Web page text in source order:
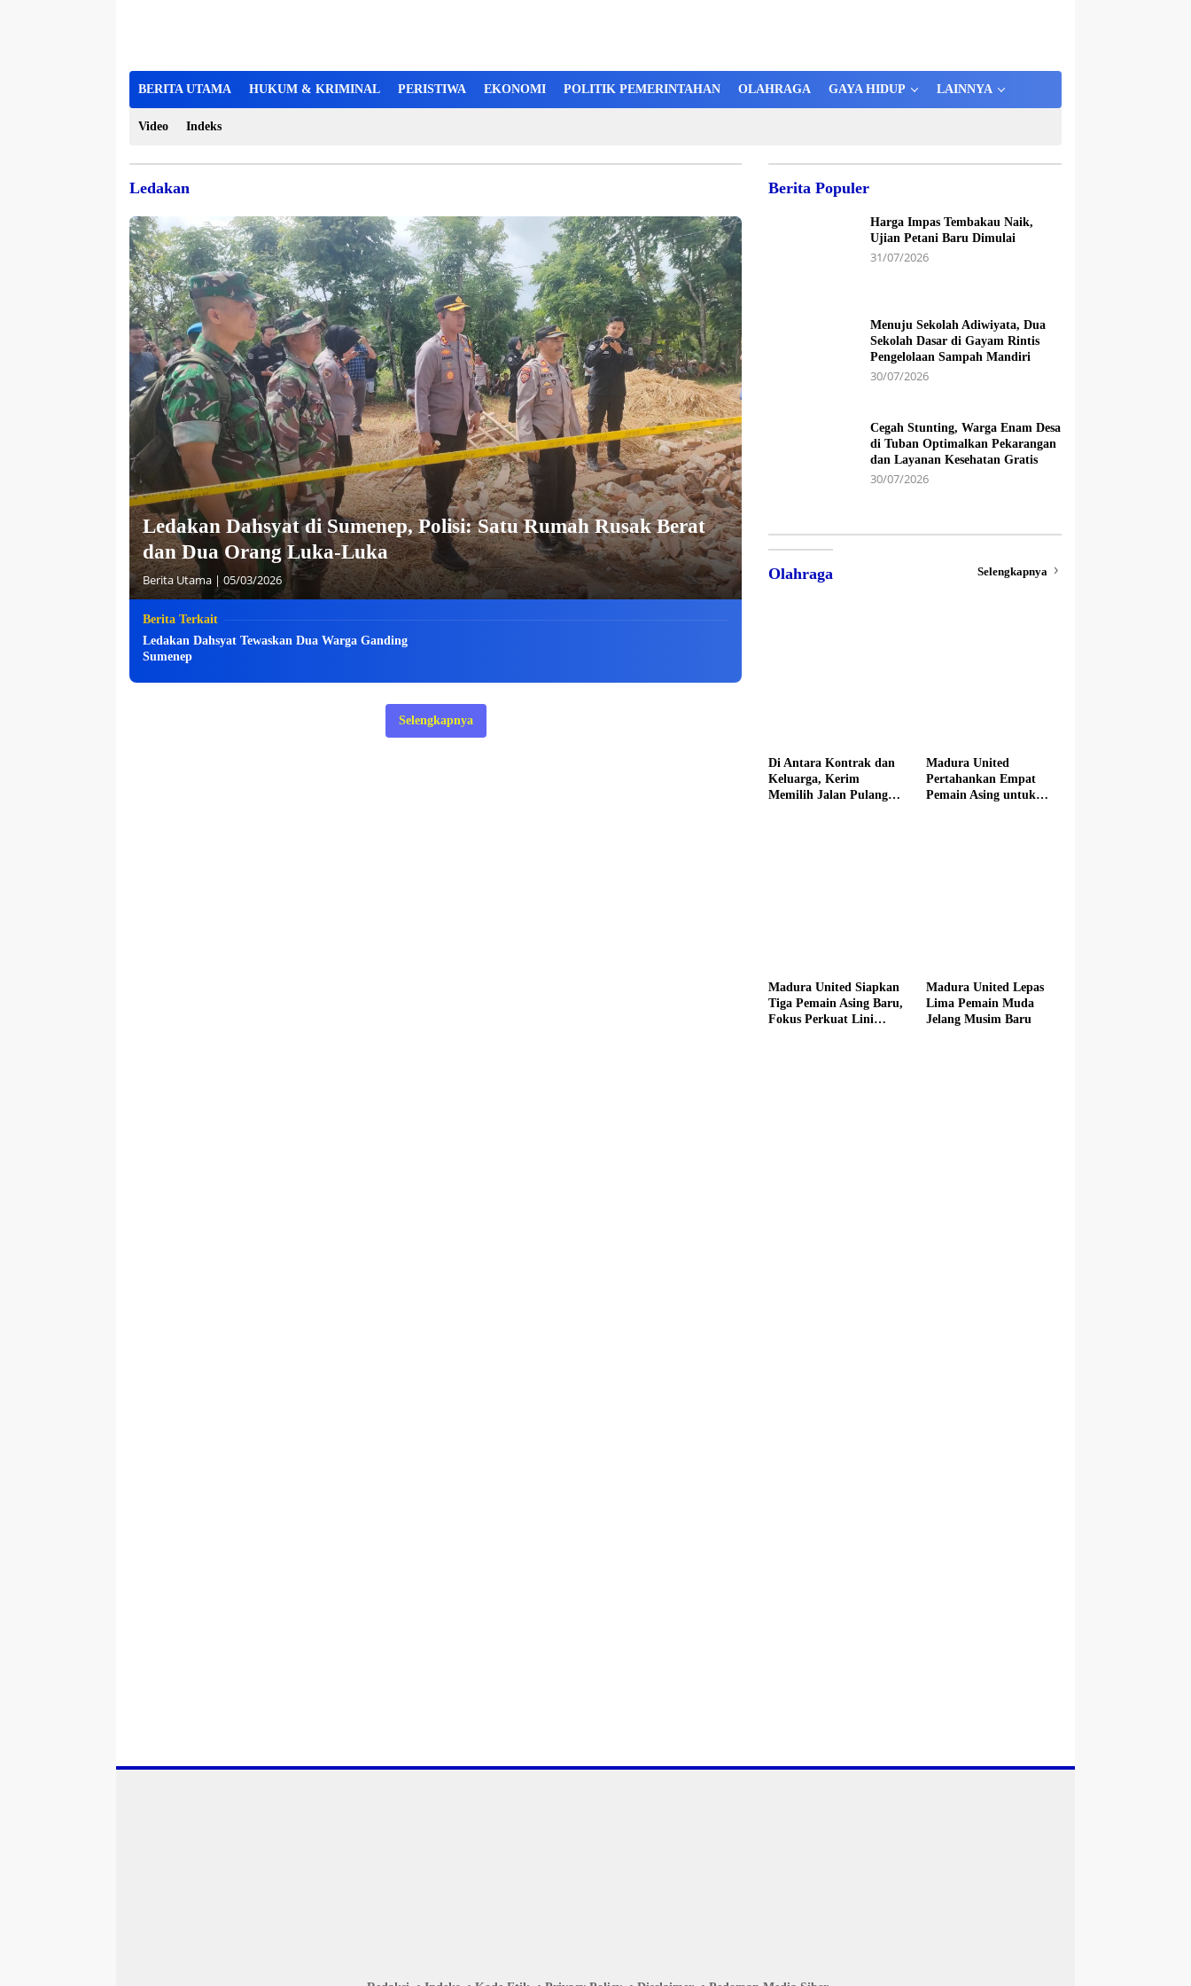
BERITA UTAMA HUKUM & KRIMINAL PERISTIWA EKONOMI POLITIK PEMERINTAHAN OLAHRAGA GAYA HIDUP LAINNYA
Video Indeks
Ledakan
Ledakan Dahsyat di Sumenep, Polisi: Satu Rumah Rusak Berat
dan Dua Orang Luka-Luka
Berita Utama | 05/03/2026
Berita Terkait
Ledakan Dahsyat Tewaskan Dua Warga Ganding
Sumenep
Selengkapnya
Berita Populer
Harga Impas Tembakau Naik,
Ujian Petani Baru Dimulai
31/07/2026
Menuju Sekolah Adiwiyata, Dua
Sekolah Dasar di Gayam Rintis
Pengelolaan Sampah Mandiri
30/07/2026
Cegah Stunting, Warga Enam Desa
di Tuban Optimalkan Pekarangan
dan Layanan Kesehatan Gratis
30/07/2026
Olahraga Selengkapnya
Di Antara Kontrak dan
Keluarga, Kerim
Memilih Jalan Pulang
Madura United
Pertahankan Empat
Pemain Asing untuk
Madura United Siapkan
Tiga Pemain Asing Baru,
Fokus Perkuat Lini
Madura United Lepas
Lima Pemain Muda
Jelang Musim Baru